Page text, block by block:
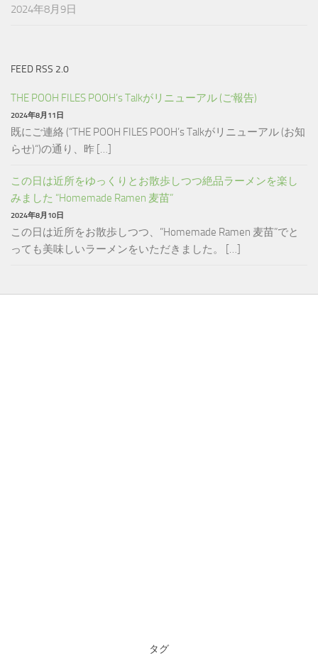
2024年8月9日
FEED RSS 2.0
THE POOH FILES POOH’s Talkがリニューアル (ご報告)
2024年8月11日
既にご連絡 (“THE POOH FILES POOH’s Talkがリニューアル (お知
らせ)“)の通り、昨 […]
この日は近所をゆっくりとお散歩しつつ絶品ラーメンを楽し
みました “Homemade Ramen 麦苗”
2024年8月10日
この日は近所をお散歩しつつ、”Homemade Ramen 麦苗”でと
っても美味しいラーメンをいただきました。 […]
タグ